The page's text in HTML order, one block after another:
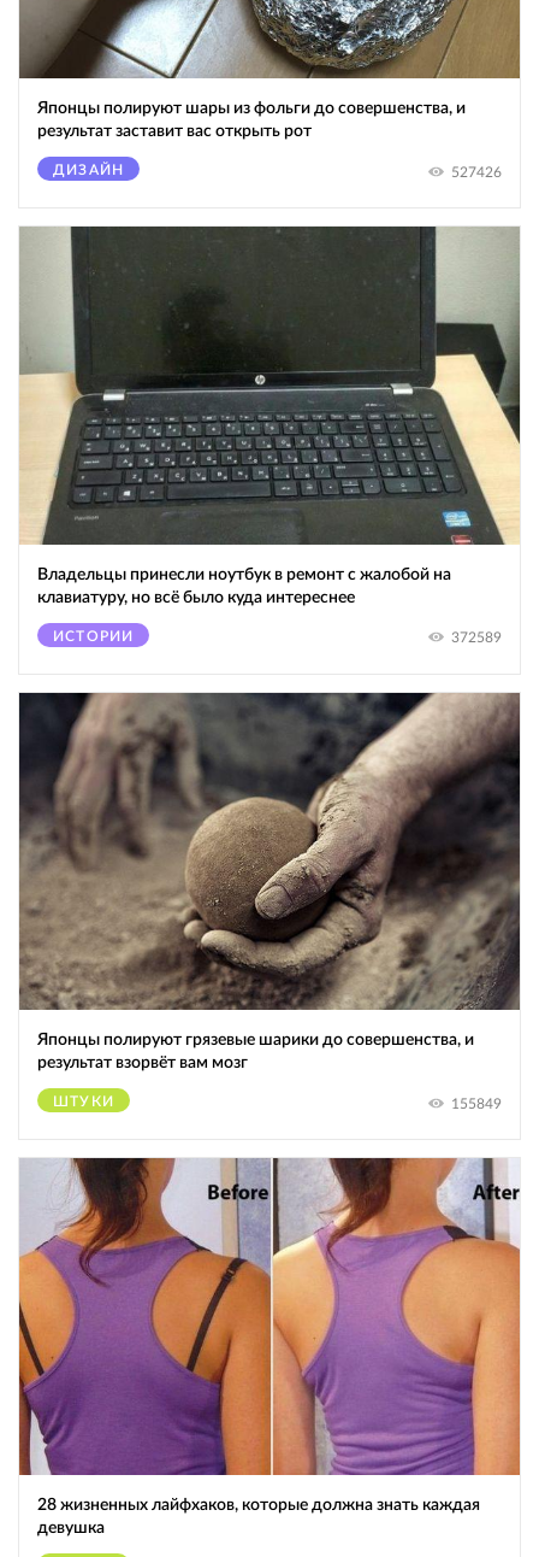
Японцы полируют шары из фольги до совершенства, и
результат заставит вас открыть рот
ДИЗАЙН 527426
Владельцы принесли ноутбук в ремонт с жалобой на
клавиатуру, но всё было куда интереснее
ИСТОРИИ 372589
Японцы полируют грязевые шарики до совершенства, и
результат взорвёт вам мозг
ШТУКИ 155849
28 жизненных лайфхаков, которые должна знать каждая
девушка